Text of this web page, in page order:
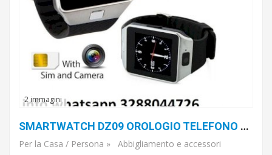
2 immagini
SMARTWATCH DZ09 OROLOGIO TELEFONO CELLULARE BLUETOOTH SIM CARD MICRO PHONE
Per la Casa / Persona »
Abbigliamento e accessori